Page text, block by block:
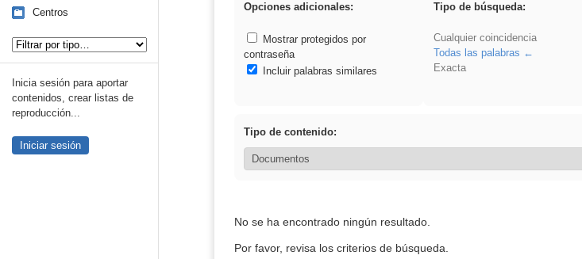
Centros
Inicia sesión para aportar
contenidos, crear listas de
reproducción...
Iniciar sesión
Opciones adicionales:
Mostrar protegidos por
contraseña
Incluir palabras similares
Tipo de búsqueda:
Cualquier coincidencia
Todas las palabras
Exacta
Tipo de contenido:
No se ha encontrado ningún resultado.
Por favor, revisa los criterios de búsqueda.